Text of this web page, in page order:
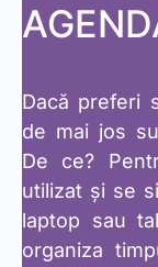
Dacă preferi
de mai jos
De ce?
utilizat și se
laptop sau
organiza